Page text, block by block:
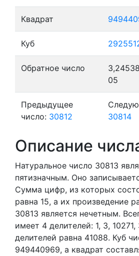
Квадрат
Куб
Обратное число
05
Предыдущее
число: 30812
30814
Описание
Натуральное число 30813
пятизначным. Оно
Сумма цифр, из которых
равна 15, а их произведение
30813 является нечетным.
имеет 4 делителей: 1, 3, 10271,
делителей равна 41088. Куб
949440969, а квадрат